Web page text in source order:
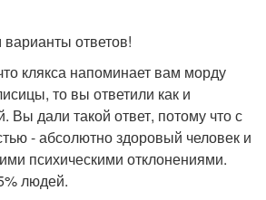
ответов!
клякса напоминает вам морду
то вы ответили как и
Вы дали такой ответ, потому что с
- абсолютно здоровый человек и
психическими отклонениями.
людей.